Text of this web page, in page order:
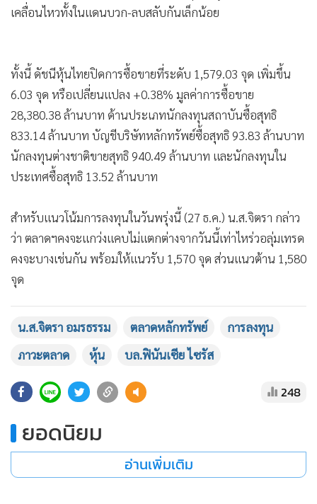
เคลื่อนไหวทั้งในแดนบวก-ลบสลับกันเล็กน้อย
ทั้งนี้ ดัชนีหุ้นไทยปิดการซื้อขายที่ระดับ 1,579.03 จุด เพิ่มขึ้น
6.03 จุด หรือเปลี่ยนแปลง +0.38% มูลค่าการซื้อขาย
28,380.38 ล้านบาท ด้านประเภทนักลงทุนสถาบันซื้อสุทธิ
833.14 ล้านบาท บัญชีบริษัทหลักทรัพย์ซื้อสุทธิ 93.83 ล้านบาท
นักลงทุนต่างชาติขายสุทธิ 940.49 ล้านบาท และนักลงทุนใน
ประเทศซื้อสุทธิ 13.52 ล้านบาท
สำหรับแนวโน้มการลงทุนในวันพรุ่งนี้ (27 ธ.ค.) น.ส.จิตรา กล่าว
ว่า ตลาดฯคงจะแกว่งแคบไม่แตกต่างจากวันนี้เท่าไหร่วอลุ่มเทรด
คงจะบางเช่นกัน พร้อมให้แนวรับ 1,570 จุด ส่วนแนวต้าน 1,580
จุด
น.ส.จิตรา อมรธรรม ตลาดหลักทรัพย์
การลงทุน
ภาวะตลาด
หุ้น บล.ฟินันเซีย ไซรัส
248
ยอดนิยม
อ่านเพิ่มเติม